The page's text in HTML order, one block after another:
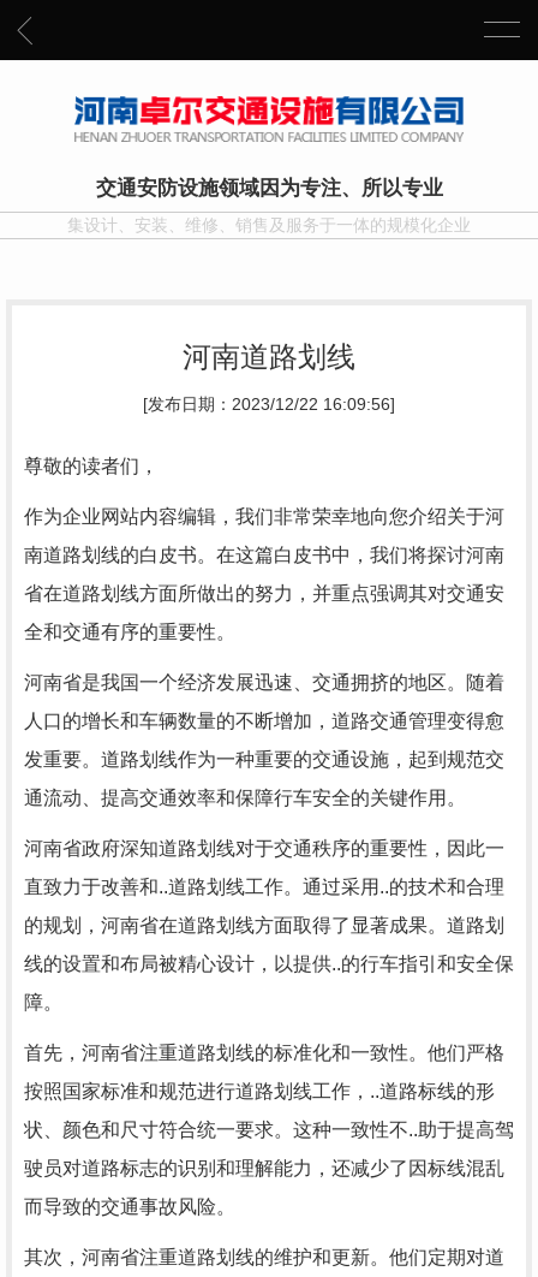
交通安防设施领域因为专注、所以专业
集设计、安装、维修、销售及服务于一体的规模化企业
河南道路划线
[发布日期：2023/12/22 16:09:56]
尊敬的读者们，
作为企业网站内容编辑，我们非常荣幸地向您介绍关于河
南道路划线的白皮书。在这篇白皮书中，我们将探讨河南
省在道路划线方面所做出的努力，并重点强调其对交通安
全和交通有序的重要性。
河南省是我国一个经济发展迅速、交通拥挤的地区。随着
人口的增长和车辆数量的不断增加，道路交通管理变得愈
发重要。道路划线作为一种重要的交通设施，起到规范交
通流动、提高交通效率和保障行车安全的关键作用。
河南省政府深知道路划线对于交通秩序的重要性，因此一
直致力于改善和..道路划线工作。通过采用..的技术和合理
的规划，河南省在道路划线方面取得了显著成果。道路划
线的设置和布局被精心设计，以提供..的行车指引和安全保
障。
首先，河南省注重道路划线的标准化和一致性。他们严格
按照国家标准和规范进行道路划线工作，..道路标线的形
状、颜色和尺寸符合统一要求。这种一致性不..助于提高驾
驶员对道路标志的识别和理解能力，还减少了因标线混乱
而导致的交通事故风险。
其次，河南省注重道路划线的维护和更新。他们定期对道